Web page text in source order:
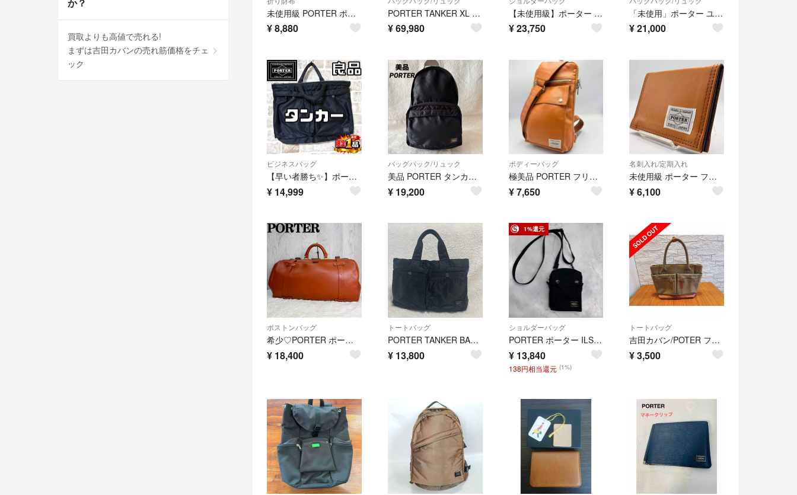
未使用級 PORTER ポーター カプセルロングウォレット グレー パスポート
¥8,880
PORTER TANKER XL バックパック 廃盤 3ポケット 3371
¥69,980
【未使用級】ポーター タンカー ショルダーバッグ 黒 吉田カバン 軽量 2層
¥23,750
「未使用」ポーター ユニオン リュックサック ブラック 782-08689
¥21,000
ビジネスバッグ
【早い者勝ち✨】ポーター 吉田カバン タンカー ブリーフケース ブラック/黒
¥ 14,999
バッグパック/リュック
美品 PORTER タンカー リュック 黒 小ぶり 12L ブラック 日本製
¥ 19,200
ボディーバッグ
極美品 PORTER フリースタイル ボディバッグ 斜め掛け キャメル
¥7,650
名刺入れ/定期入れ
未使用級 ポーター フリースタイル カードケース レザー キャメルブラウン
¥6,100
ボストンバッグ
希少♡PORTER ポーター ドクターズ ボストンバッグ 吉田カバン
¥ 18,400
トートバッグ
PORTER TANKER BAG ポータータンカートートバッグ 美品
¥ 13,800
1%還元
ショルダーバッグ
PORTER ポーター ILS ミニショルダーバッグ ブラック レッド 3335
¥ 13,840
138円相当還元 (1%)
トートバッグ
吉田カバン/POTER フィールドミニトート
¥3,500
買取よりも高値で売れる!
まずは吉田カバンの売れ筋価格をチェ
ック